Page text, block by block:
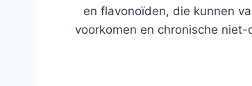
en flavonoïden, die kunnen
voorkomen en chronische niet-